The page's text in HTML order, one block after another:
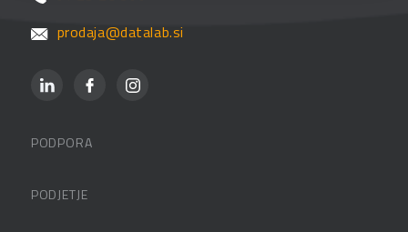
prodaja@datalab.si
PODPORA
PODJETJE